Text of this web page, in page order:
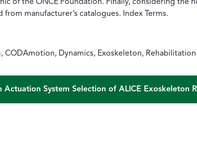
of the ONCE Foundation. Finally, considering
manufacturer’s catalogues. Index Terms.
CODAmotion, Dynamics, Exoskeleton,
Actuation System Selection of ALICE Exoskeleton